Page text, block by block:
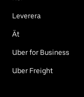
Leverera
Ät
Uber for Business
Uber Freight